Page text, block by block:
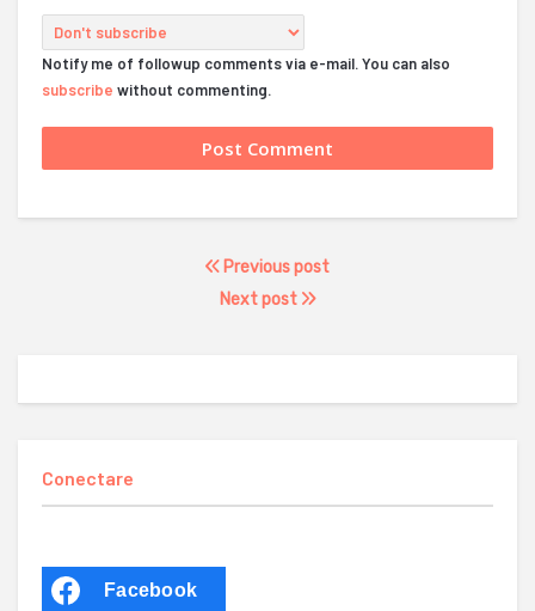
Notify me of followup comments via e-mail. You can also
subscribe without commenting.
Previous post
Next post
Conectare
Facebook